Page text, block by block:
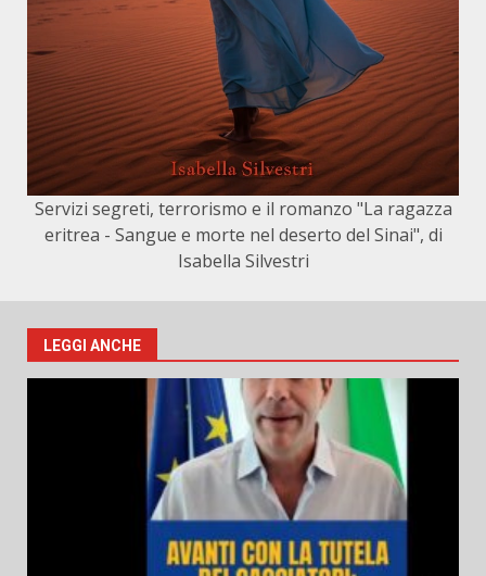
Servizi segreti, terrorismo e il romanzo "La ragazza
eritrea - Sangue e morte nel deserto del Sinai", di
Isabella Silvestri
LEGGI ANCHE